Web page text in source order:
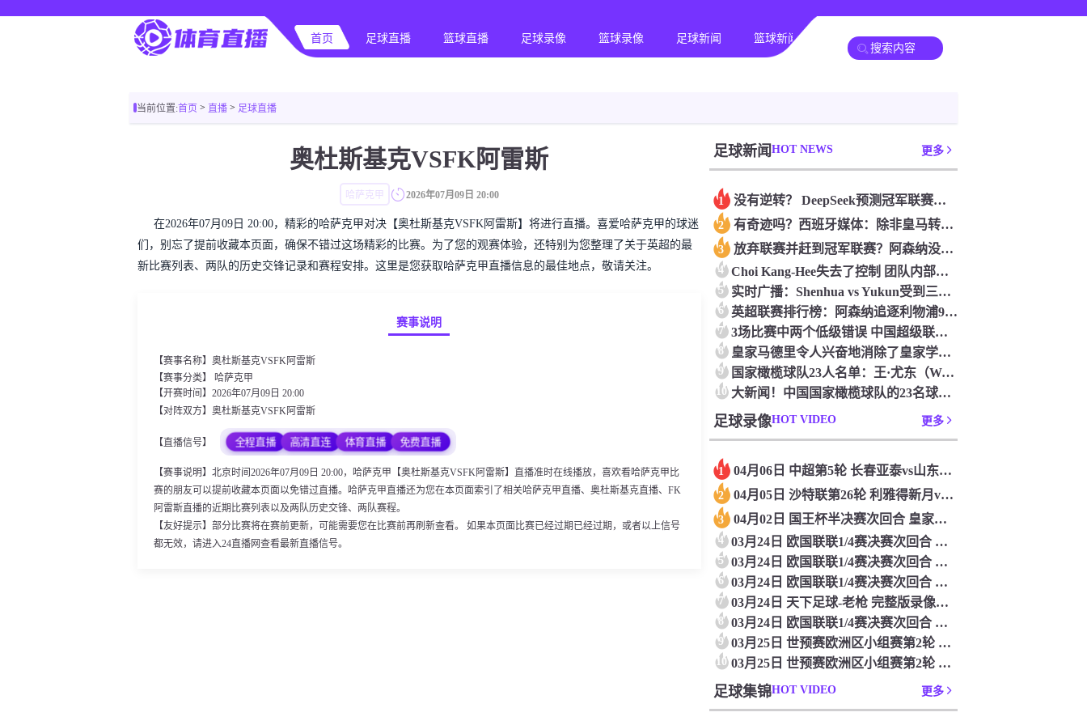
首页 足球直播 篮球直播 足球录像 篮球录像 足球新闻 篮球新闻
当前位置:首页 > 直播 > 足球直播
奥杜斯基克VSFK阿雷斯
哈萨克甲 2026年07月09日 20:00
在2026年07月09日 20:00，精彩的哈萨克甲对决【奥杜斯基克VSFK阿雷斯】将进行直播。喜爱哈萨克甲的球迷
们，别忘了提前收藏本页面，确保不错过这场精彩的比赛。为了您的观赛体验，还特别为您整理了关于英超的最
新比赛列表、两队的历史交锋记录和赛程安排。这里是您获取哈萨克甲直播信息的最佳地点，敬请关注。
赛事说明
【赛事名称】奥杜斯基克VSFK阿雷斯
【赛事分类】 哈萨克甲
【开赛时间】2026年07月09日 20:00
【对阵双方】奥杜斯基克VSFK阿雷斯
【直播信号】 全程直播 高清直连 体育直播 免费直播
【赛事说明】北京时间2026年07月09日 20:00，哈萨克甲【奥杜斯基克VSFK阿雷斯】直播准时在线播放，喜欢看哈萨克甲比
赛的朋友可以提前收藏本页面以免错过直播。哈萨克甲直播还为您在本页面索引了相关哈萨克甲直播、奥杜斯基克直播、FK
阿雷斯直播的近期比赛列表以及两队历史交锋、两队赛程。
【友好提示】部分比赛将在赛前更新，可能需要您在比赛前再刷新查看。 如果本页面比赛已经过期已经过期，或者以上信号
都无效，请进入24直播网查看最新直播信号。
足球新闻 HOT NEWS 更多
1 没有逆转？ DeepSeek预测冠军联赛的第二回合：4支球队在第一回合中获胜 枪手输了
2 有奇迹吗？西班牙媒体：除非皇马转过身赢得西甲或欧洲冠军
3 放弃联赛并赶到冠军联赛？阿森纳没有希望赢得英超杯 赢得欧洲冠军的可能性
4 Choi Kang-Hee失去了控制 团队内部的冲突很突出 只有一个人可以从水火中拯救崔孔
5 实时广播：Shenhua vs Yukun受到三项有争议的惩罚 Yukun将向中国足球联合会提出投诉
6 英超联赛排行榜：阿森纳追逐利物浦9分 曼联连续三件坏事
7 3场比赛中两个低级错误 中国超级联赛的前守门员很老 是时候让位了 最好的继任者出现
8 皇家马德里令人兴奋地消除了皇家学会 安彭负责造成巨大的灾难！
9 国家橄榄球队23人名单：王·尤东（Wang Yudong）首次被选为第11名 塞吉尼奥（Serginho）在名单上
10 大新闻！中国国家橄榄球队的23名球员被确认是第一次进入阵容
足球录像HOT VIDEO 更多
1 04月06日 中超第5轮 长春亚泰vs山东泰山 全场录像
2 04月05日 沙特联第26轮 利雅得新月vs利雅得胜利 全场录像
3 04月02日 国王杯半决赛次回合 皇家马德里vs皇家社会 全场录像
4 03月24日 欧国联联1/4赛决赛次回合 德国vs意大利 全场录像回放
5 03月24日 欧国联联1/4赛决赛次回合 法国vs克罗地亚 全场录像回放
6 03月24日 欧国联联1/4赛决赛次回合 葡萄牙vs丹麦 全场录像回放
7 03月24日 天下足球-老枪 完整版录像回放
8 03月24日 欧国联联1/4赛决赛次回合 西班牙vs荷兰 全场录像回放
9 03月25日 世预赛欧洲区小组赛第2轮 立陶宛vs芬兰 全场录像回放
10 03月25日 世预赛欧洲区小组赛第2轮 波兰vs马耳他 全场录像回放
足球集锦HOT VIDEO 更多